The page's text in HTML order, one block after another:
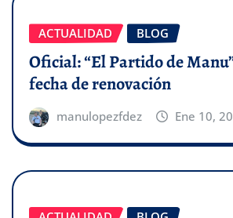
ACTUALIDAD BLOG
Oficial: “El Partido de
fecha de renovación
manulopezfdez Ene 10,